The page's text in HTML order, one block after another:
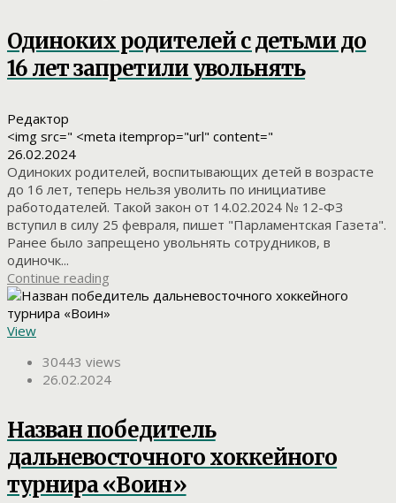
Одиноких родителей с детьми до
16 лет запретили увольнять
Редактор
<img src=" <meta itemprop="url" content="
26.02.2024
Одиноких родителей, воспитывающих детей в возрасте
до 16 лет, теперь нельзя уволить по инициативе
работодателей. Такой закон от 14.02.2024 № 12-ФЗ
вступил в силу 25 февраля, пишет "Парламентская Газета".
Ранее было запрещено увольнять сотрудников, в
одиночк...
Continue reading
View
30443 views
26.02.2024
Назван победитель
дальневосточного хоккейного
турнира «Воин»